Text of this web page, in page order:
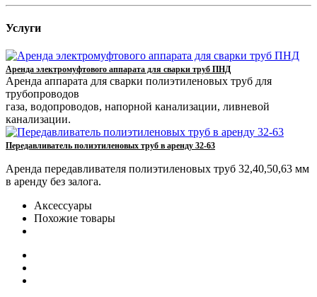
Услуги
Аренда электромуфтового аппарата для сварки труб ПНД
Аренда аппарата для сварки полиэтиленовых труб для
трубопроводов
газа, водопроводов, напорной канализации, ливневой
канализации.
Передавливатель полиэтиленовых труб в аренду 32-63
Аренда передавливателя полиэтиленовых труб 32,40,50,63 мм
в аренду без залога.
Аксессуары
Похожие товары